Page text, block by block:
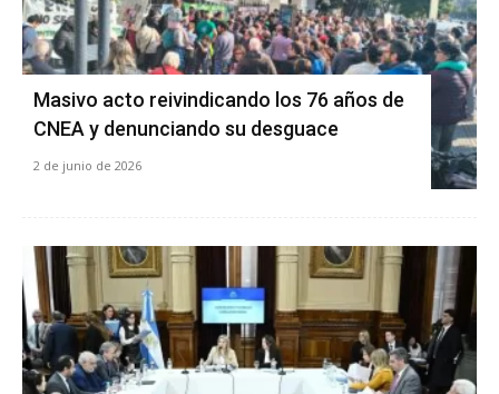
Masivo acto reivindicando los 76 años de
CNEA y denunciando su desguace
2 de junio de 2026